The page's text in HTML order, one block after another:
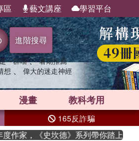
區 藝文講座 學習平台
進階搜尋
一群喵 、 暑期推薦
想 、 偉大的迷走神經
漫畫 教科考用
165反詐騙
《史坎德》系列帶你踏上熱血奇幻旅